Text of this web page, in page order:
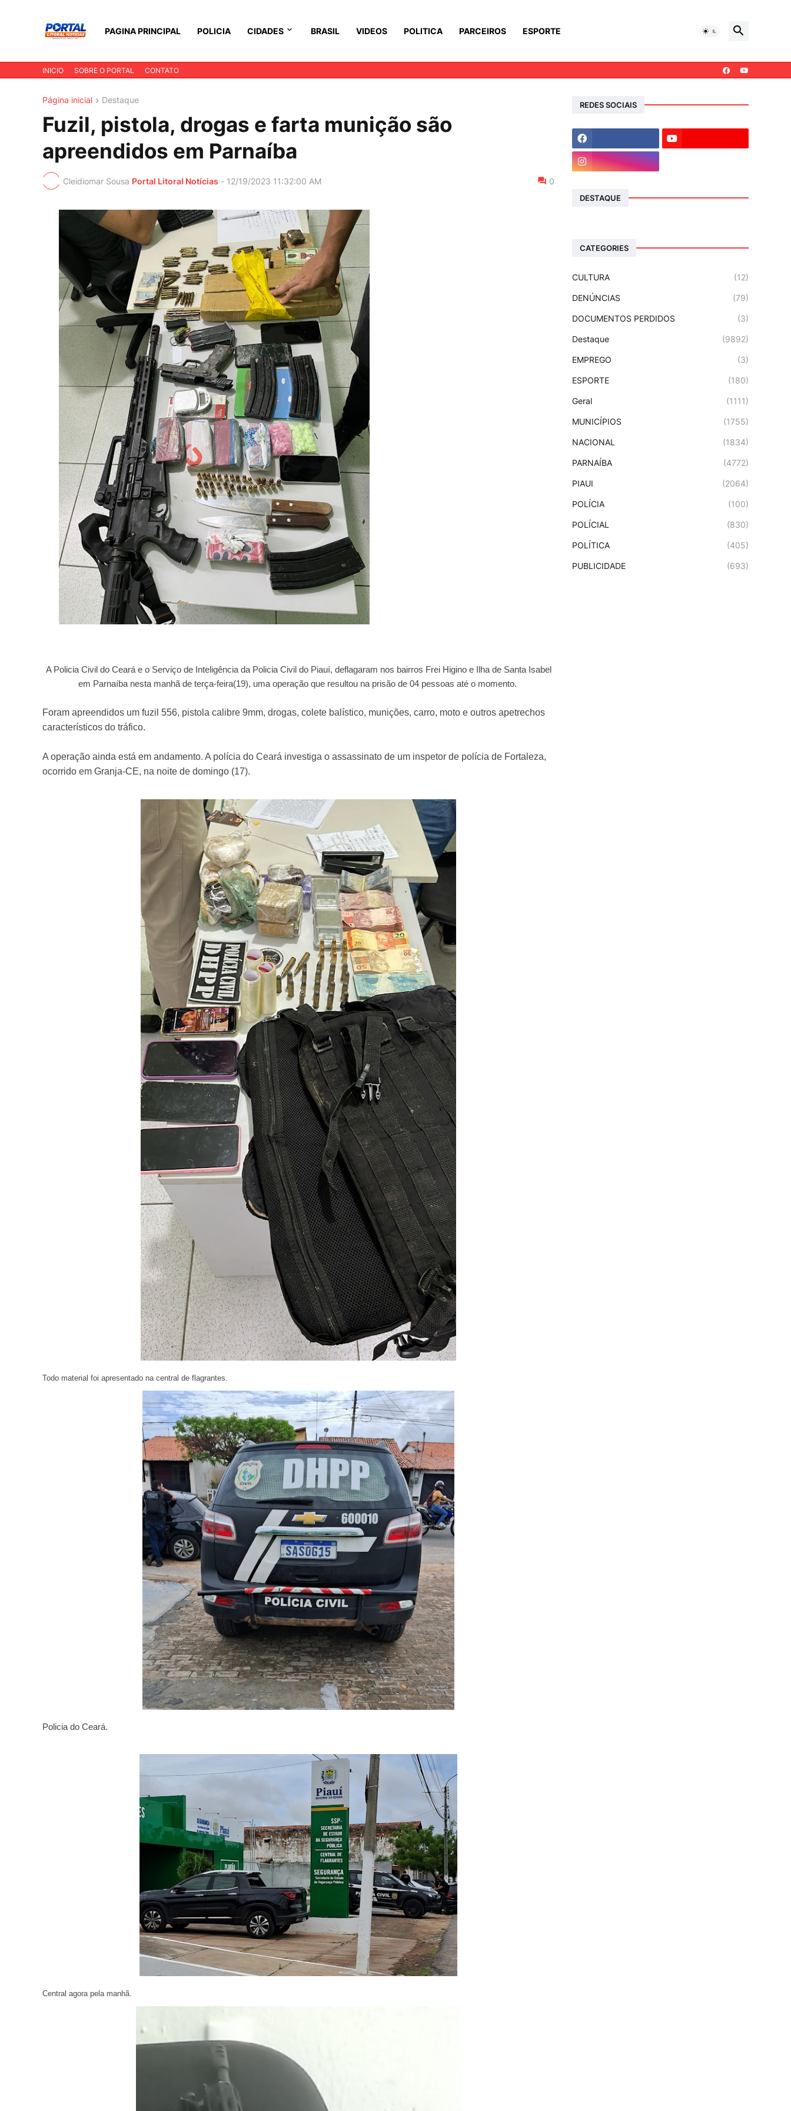
PAGINA PRINCIPAL POLICIA CIDADES BRASIL VIDEOS POLITICA PARCEIROS ESPORTE
INICIO SOBRE O PORTAL CONTATO
Página inicial Destaque
Fuzil, pistola, drogas e farta munição são
apreendidos em Parnaíba
Cleidiomar Sousa Portal Litoral Notícias - 12/19/2023 11:32:00 AM 0
A Policia Civil do Ceará e o Serviço de Inteligência da Policia Civil do Piauí, deflagaram nos bairros Frei Higino e Ilha de Santa Isabel
em Parnaíba nesta manhã de terça-feira(19), uma operação que resultou na prisão de 04 pessoas até o momento.
Foram apreendidos um fuzil 556, pistola calibre 9mm, drogas, colete balístico, munições, carro, moto e outros apetrechos
característicos do tráfico.
A operação ainda está em andamento. A polícia do Ceará investiga o assassinato de um inspetor de polícia de Fortaleza,
ocorrido em Granja-CE, na noite de domingo (17).
Todo material foi apresentado na central de flagrantes.
Policia do Ceará.
Central agora pela manhã.
REDES SOCIAIS
DESTAQUE
CATEGORIES
CULTURA (12)
DENÚNCIAS (79)
DOCUMENTOS PERDIDOS (3)
Destaque (9892)
EMPREGO (3)
ESPORTE (180)
Geral (1111)
MUNICÍPIOS (1755)
NACIONAL (1834)
PARNAÍBA (4772)
PIAUI (2064)
POLÍCIA (100)
POLÍCIAL (830)
POLÍTICA (405)
PUBLICIDADE (693)